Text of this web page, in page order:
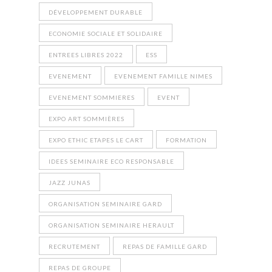
DÉVELOPPEMENT DURABLE
ECONOMIE SOCIALE ET SOLIDAIRE
ENTREES LIBRES 2022 ESS
EVENEMENT EVENEMENT FAMILLE NIMES
EVENEMENT SOMMIERES EVENT
EXPO ART SOMMIÈRES
EXPO ETHIC ETAPES LE CART FORMATION
IDEES SEMINAIRE ECO RESPONSABLE
JAZZ JUNAS
ORGANISATION SEMINAIRE GARD
ORGANISATION SEMINAIRE HERAULT
RECRUTEMENT REPAS DE FAMILLE GARD
REPAS DE GROUPE